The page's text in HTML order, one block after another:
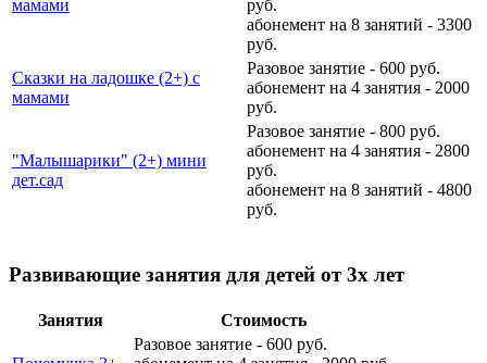
мамами
руб.
абонемент на 8 занятий - 3300
руб.
Сказки на ладошке (2+) с
мамами
Разовое занятие - 600 руб.
абонемент на 4 занятия - 2000
руб.
"Малышарики" (2+) мини
дет.сад
Разовое занятие - 800 руб.
абонемент на 4 занятия - 2800
руб.
абонемент на 8 занятий - 4800
руб.
Развивающие занятия для детей от 3х лет
Занятия Стоимость
Разовое занятие - 600 руб.